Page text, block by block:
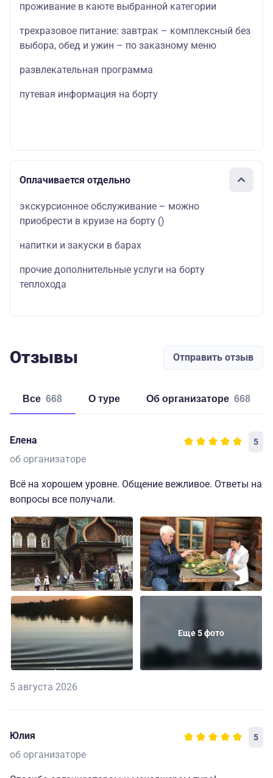
проживание в каюте выбранной категории
трехразовое питание: завтрак – комплексный без
выбора, обед и ужин – по заказному меню
развлекательная программа
путевая информация на борту
Оплачивается отдельно
экскурсионное обслуживание – можно
приобрести в круизе на борту ()
напитки и закуски в барах
прочие дополнительные услуги на борту
теплохода
Отзывы Отправить отзыв
Все 668 о туре об организаторе 668
Елена 5
об организаторе
Всё на хорошем уровне. Общение вежливое. Ответы на
вопросы все получали.
Еще 5 фото
5 августа 2026
Юлия 5
об организаторе